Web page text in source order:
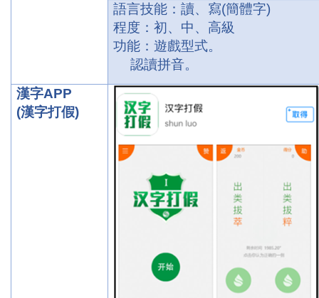
語言技能：讀、寫(簡體字)
程度：初、中、高級
功能：遊戲型式。
認讀拼音。
漢字APP
(漢字打假)